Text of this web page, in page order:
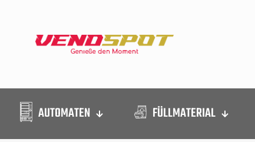
AUTOMATEN FÜLLMATERIAL